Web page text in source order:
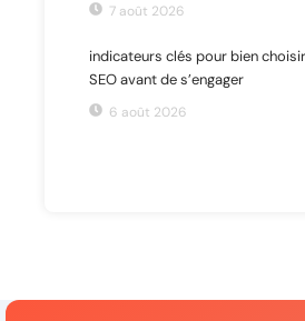
7 août 2026
indicateurs clés pour bien
SEO avant de s’engager
6 août 2026